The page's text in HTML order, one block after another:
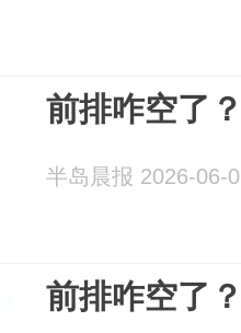
前排咋空了
半岛晨报 2026-06-
前排咋空了